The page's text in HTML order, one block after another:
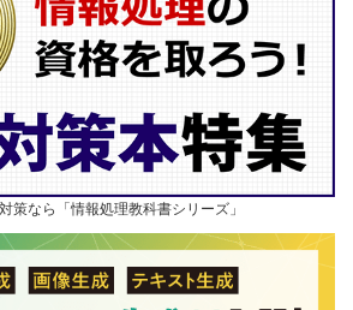
策なら「情報処理教科書シリーズ」